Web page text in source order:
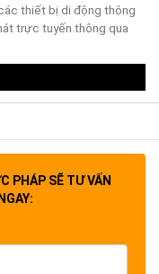
thiết bị di động thông
trực tuyến thông qua
Máy
PHÁP SẼ TƯ VẤN